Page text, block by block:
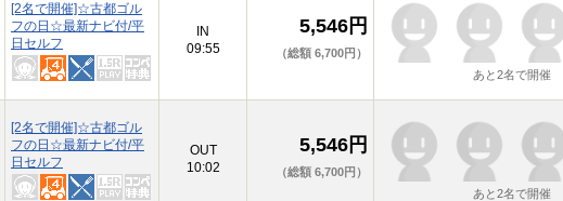
[2名で開催]☆古都ゴル
フの日☆最新ナビ付/平
日セルフ
IN
09:55
5,546円
（総額 6,700円）
あと2名で開催
[2名で開催]☆古都ゴル
フの日☆最新ナビ付/平
日セルフ
OUT
10:02
5,546円
（総額 6,700円）
あと2名で開催